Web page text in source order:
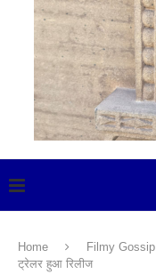
Home Filmy Gossip
ट्रेलर हुआ रिलीज